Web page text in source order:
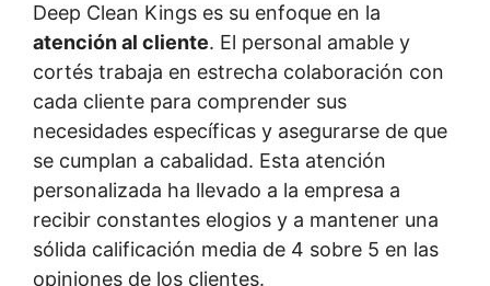
Deep Clean Kings es su enfoque en la
atención al cliente. El personal amable y
cortés trabaja en estrecha colaboración con
cada cliente para comprender sus
necesidades específicas y asegurarse de que
se cumplan a cabalidad. Esta atención
personalizada ha llevado a la empresa a
recibir constantes elogios y a mantener una
sólida calificación media de 4 sobre 5 en las
opiniones de los clientes.